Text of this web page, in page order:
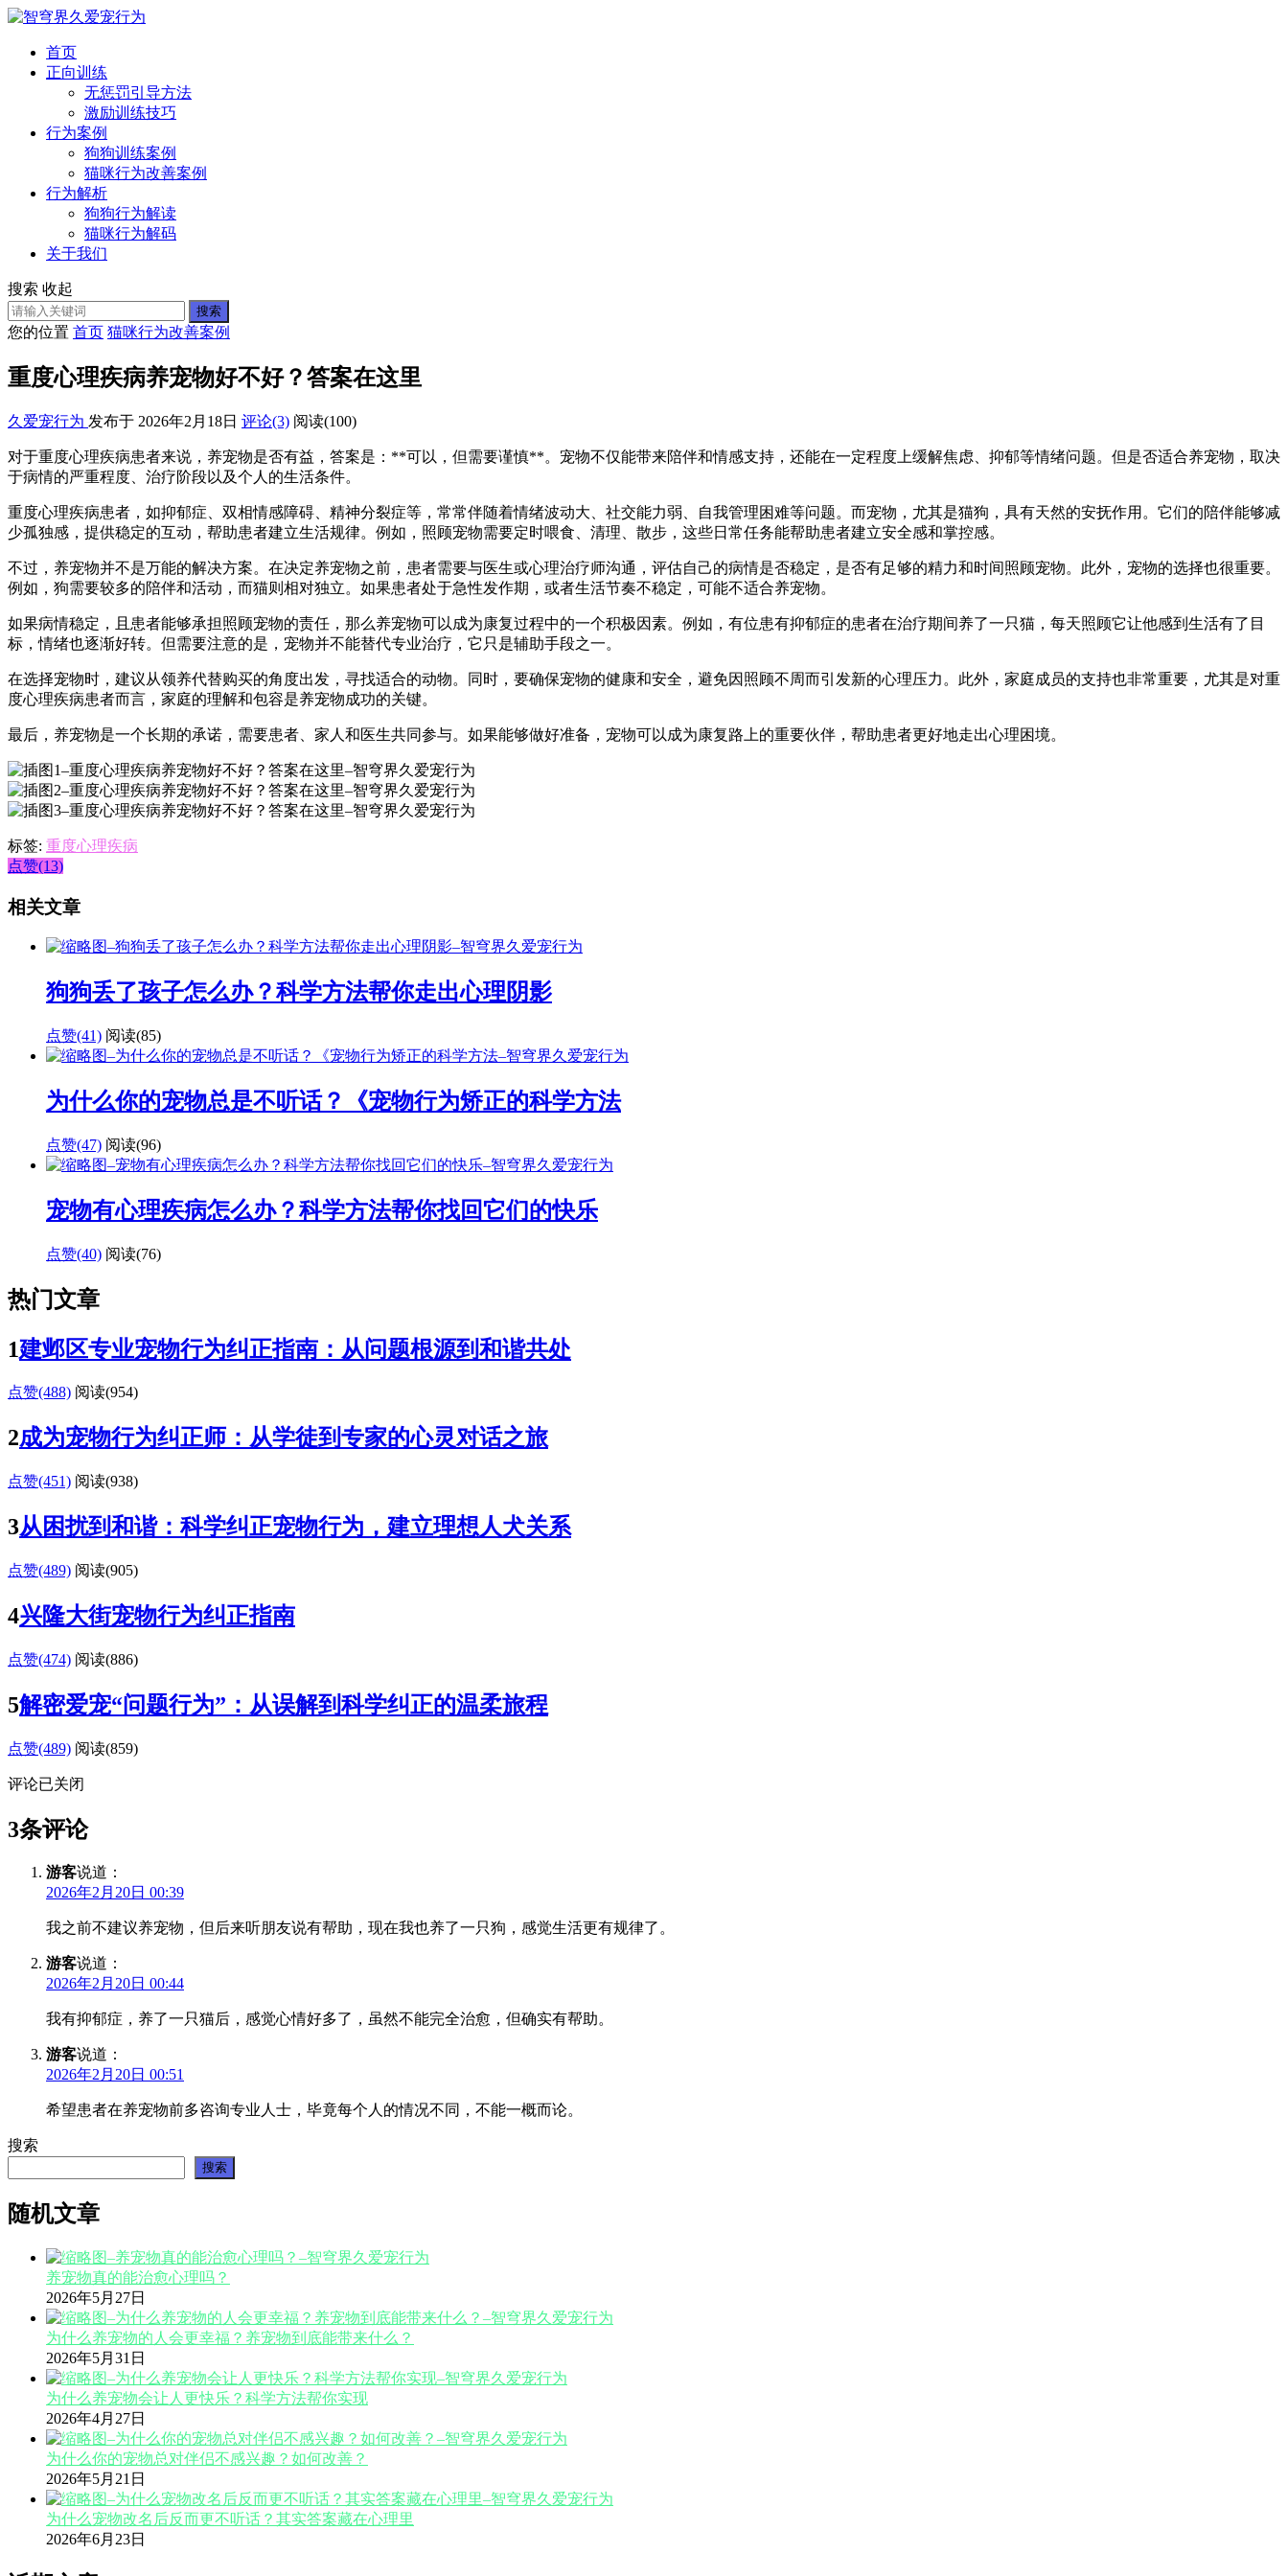
首页
正向训练
无惩罚引导方法
激励训练技巧
行为案例
狗狗训练案例
猫咪行为改善案例
行为解析
狗狗行为解读
猫咪行为解码
关于我们
搜索 收起
搜索
您的位置 首页 猫咪行为改善案例
重度心理疾病养宠物好不好？答案在这里
久爱宠行为 发布于 2026年2月18日 评论(3) 阅读(100)
对于重度心理疾病患者来说，养宠物是否有益，答案是：**可以，但需要谨慎**。宠物不仅能带来陪伴和情感支持，还能在一定程度上缓解焦虑、抑郁等情绪问题。但是否适合养宠物，取决
于病情的严重程度、治疗阶段以及个人的生活条件。
重度心理疾病患者，如抑郁症、双相情感障碍、精神分裂症等，常常伴随着情绪波动大、社交能力弱、自我管理困难等问题。而宠物，尤其是猫狗，具有天然的安抚作用。它们的陪伴能够减
少孤独感，提供稳定的互动，帮助患者建立生活规律。例如，照顾宠物需要定时喂食、清理、散步，这些日常任务能帮助患者建立安全感和掌控感。
不过，养宠物并不是万能的解决方案。在决定养宠物之前，患者需要与医生或心理治疗师沟通，评估自己的病情是否稳定，是否有足够的精力和时间照顾宠物。此外，宠物的选择也很重要。
例如，狗需要较多的陪伴和活动，而猫则相对独立。如果患者处于急性发作期，或者生活节奏不稳定，可能不适合养宠物。
如果病情稳定，且患者能够承担照顾宠物的责任，那么养宠物可以成为康复过程中的一个积极因素。例如，有位患有抑郁症的患者在治疗期间养了一只猫，每天照顾它让他感到生活有了目
标，情绪也逐渐好转。但需要注意的是，宠物并不能替代专业治疗，它只是辅助手段之一。
在选择宠物时，建议从领养代替购买的角度出发，寻找适合的动物。同时，要确保宠物的健康和安全，避免因照顾不周而引发新的心理压力。此外，家庭成员的支持也非常重要，尤其是对重
度心理疾病患者而言，家庭的理解和包容是养宠物成功的关键。
最后，养宠物是一个长期的承诺，需要患者、家人和医生共同参与。如果能够做好准备，宠物可以成为康复路上的重要伙伴，帮助患者更好地走出心理困境。
标签: 重度心理疾病
点赞(13)
相关文章
狗狗丢了孩子怎么办？科学方法帮你走出心理阴影
点赞(41) 阅读(85)
为什么你的宠物总是不听话？《宠物行为矫正的科学方法
点赞(47) 阅读(96)
宠物有心理疾病怎么办？科学方法帮你找回它们的快乐
点赞(40) 阅读(76)
热门文章
1建邺区专业宠物行为纠正指南：从问题根源到和谐共处
点赞(488) 阅读(954)
2成为宠物行为纠正师：从学徒到专家的心灵对话之旅
点赞(451) 阅读(938)
3从困扰到和谐：科学纠正宠物行为，建立理想人犬关系
点赞(489) 阅读(905)
4兴隆大街宠物行为纠正指南
点赞(474) 阅读(886)
5解密爱宠“问题行为”：从误解到科学纠正的温柔旅程
点赞(489) 阅读(859)
评论已关闭
3条评论
游客说道：
2026年2月20日 00:39
我之前不建议养宠物，但后来听朋友说有帮助，现在我也养了一只狗，感觉生活更有规律了。
游客说道：
2026年2月20日 00:44
我有抑郁症，养了一只猫后，感觉心情好多了，虽然不能完全治愈，但确实有帮助。
游客说道：
2026年2月20日 00:51
希望患者在养宠物前多咨询专业人士，毕竟每个人的情况不同，不能一概而论。
搜索
搜索
随机文章
养宠物真的能治愈心理吗？
2026年5月27日
为什么养宠物的人会更幸福？养宠物到底能带来什么？
2026年5月31日
为什么养宠物会让人更快乐？科学方法帮你实现
2026年4月27日
为什么你的宠物总对伴侣不感兴趣？如何改善？
2026年5月21日
为什么宠物改名后反而更不听话？其实答案藏在心理里
2026年6月23日